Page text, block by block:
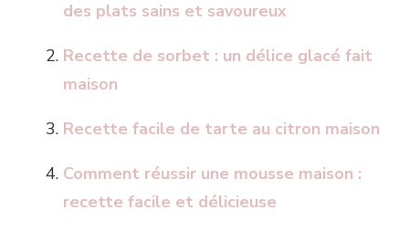
des plats sains et savoureux
Recette de sorbet : un délice glacé fait
maison
Recette facile de tarte au citron maison
Comment réussir une mousse maison :
recette facile et délicieuse